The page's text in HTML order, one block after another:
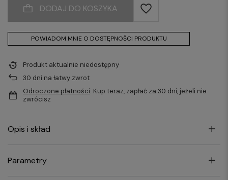
188/96 188/100 188/104 188/108 188/112
DODAJ DO KOSZYKA
POWIADOM MNIE O DOSTĘPNOŚCI PRODUKTU
Produkt aktualnie niedostępny
30 dni na łatwy zwrot
Odroczone płatności. Kup teraz, zapłać za 30 dni, jeżeli nie
zwrócisz
Opis i skład
Parametry